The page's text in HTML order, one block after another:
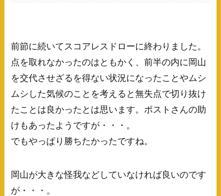
前節に続いてスコアレスドローに終わりました。
点を取れなかったのはともかく、前半の内に岡山
を交代させざるを得ない状況になったことやムシ
ムシした気候のことを考えると無失点で切り抜け
たことは良かったとは思います。ポストさんの助
けもあったようですが・・・。
でもやっぱり勝ちたかったですね。
岡山が大きな怪我などしていなければ良いのです
が・・・。